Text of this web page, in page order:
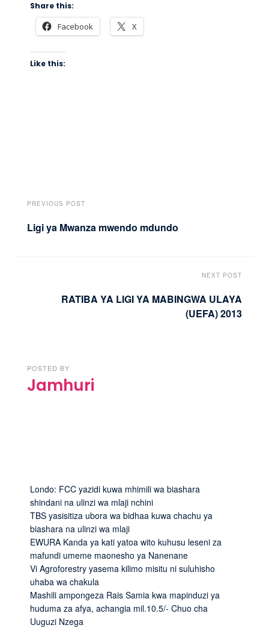
Share this:
Facebook X
Like this:
PREVIOUS POST
Ligi ya Mwanza mwendo mdundo
NEXT POST
RATIBA YA LIGI YA MABINGWA ULAYA
(UEFA) 2013
POSTED BY
Jamhuri
Londo: FCC yazidi kuwa mhimili wa biashara
shindani na ulinzi wa mlaji nchini
TBS yasisitiza ubora wa bidhaa kuwa chachu ya
biashara na ulinzi wa mlaji
EWURA Kanda ya kati yatoa wito kuhusu leseni za
mafundi umeme maonesho ya Nanenane
Vi Agroforestry yasema kilimo misitu ni suluhisho
uhaba wa chakula
Mashili ampongeza Rais Samia kwa mapinduzi ya
huduma za afya, achangia mil.10.5/- Chuo cha
Uuguzi Nzega